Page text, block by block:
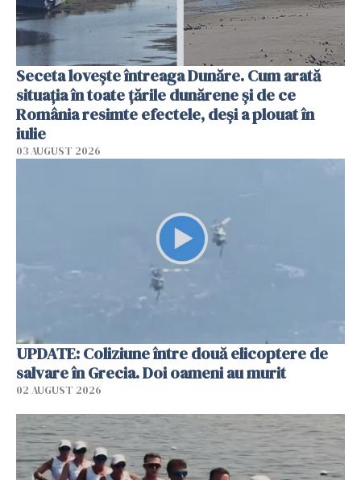
Seceta lovește întreaga Dunăre. Cum arată
situația în toate țările dunărene și de ce
România resimte efectele, deși a plouat în
iulie
03 AUGUST 2026
UPDATE: Coliziune între două elicoptere de
salvare în Grecia. Doi oameni au murit
02 AUGUST 2026